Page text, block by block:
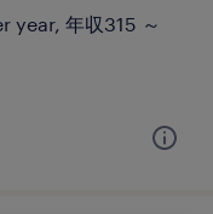
年収315 ～